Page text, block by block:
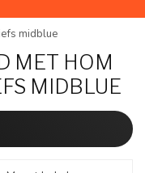
midblue
MET HOM
MIDBLUE